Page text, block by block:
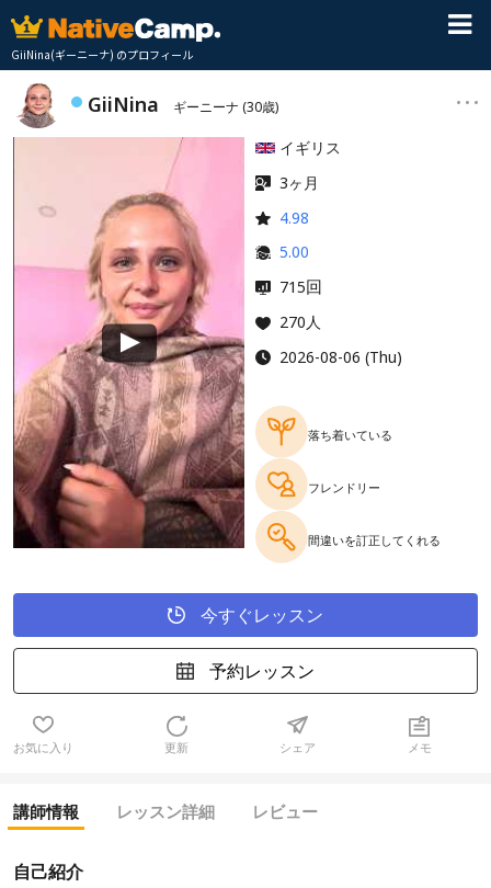
GiiNina(ギーニーナ) のプロフィール
GiiNina ギーニーナ (30歳)
イギリス
3ヶ月
4.98
5.00
715回
270人
2026-08-06 (Thu)
落ち着いている
フレンドリー
間違いを訂正してくれる
今すぐレッスン
予約レッスン
お気に入り 更新 シェア メモ
講師情報 レッスン詳細 レビュー
自己紹介